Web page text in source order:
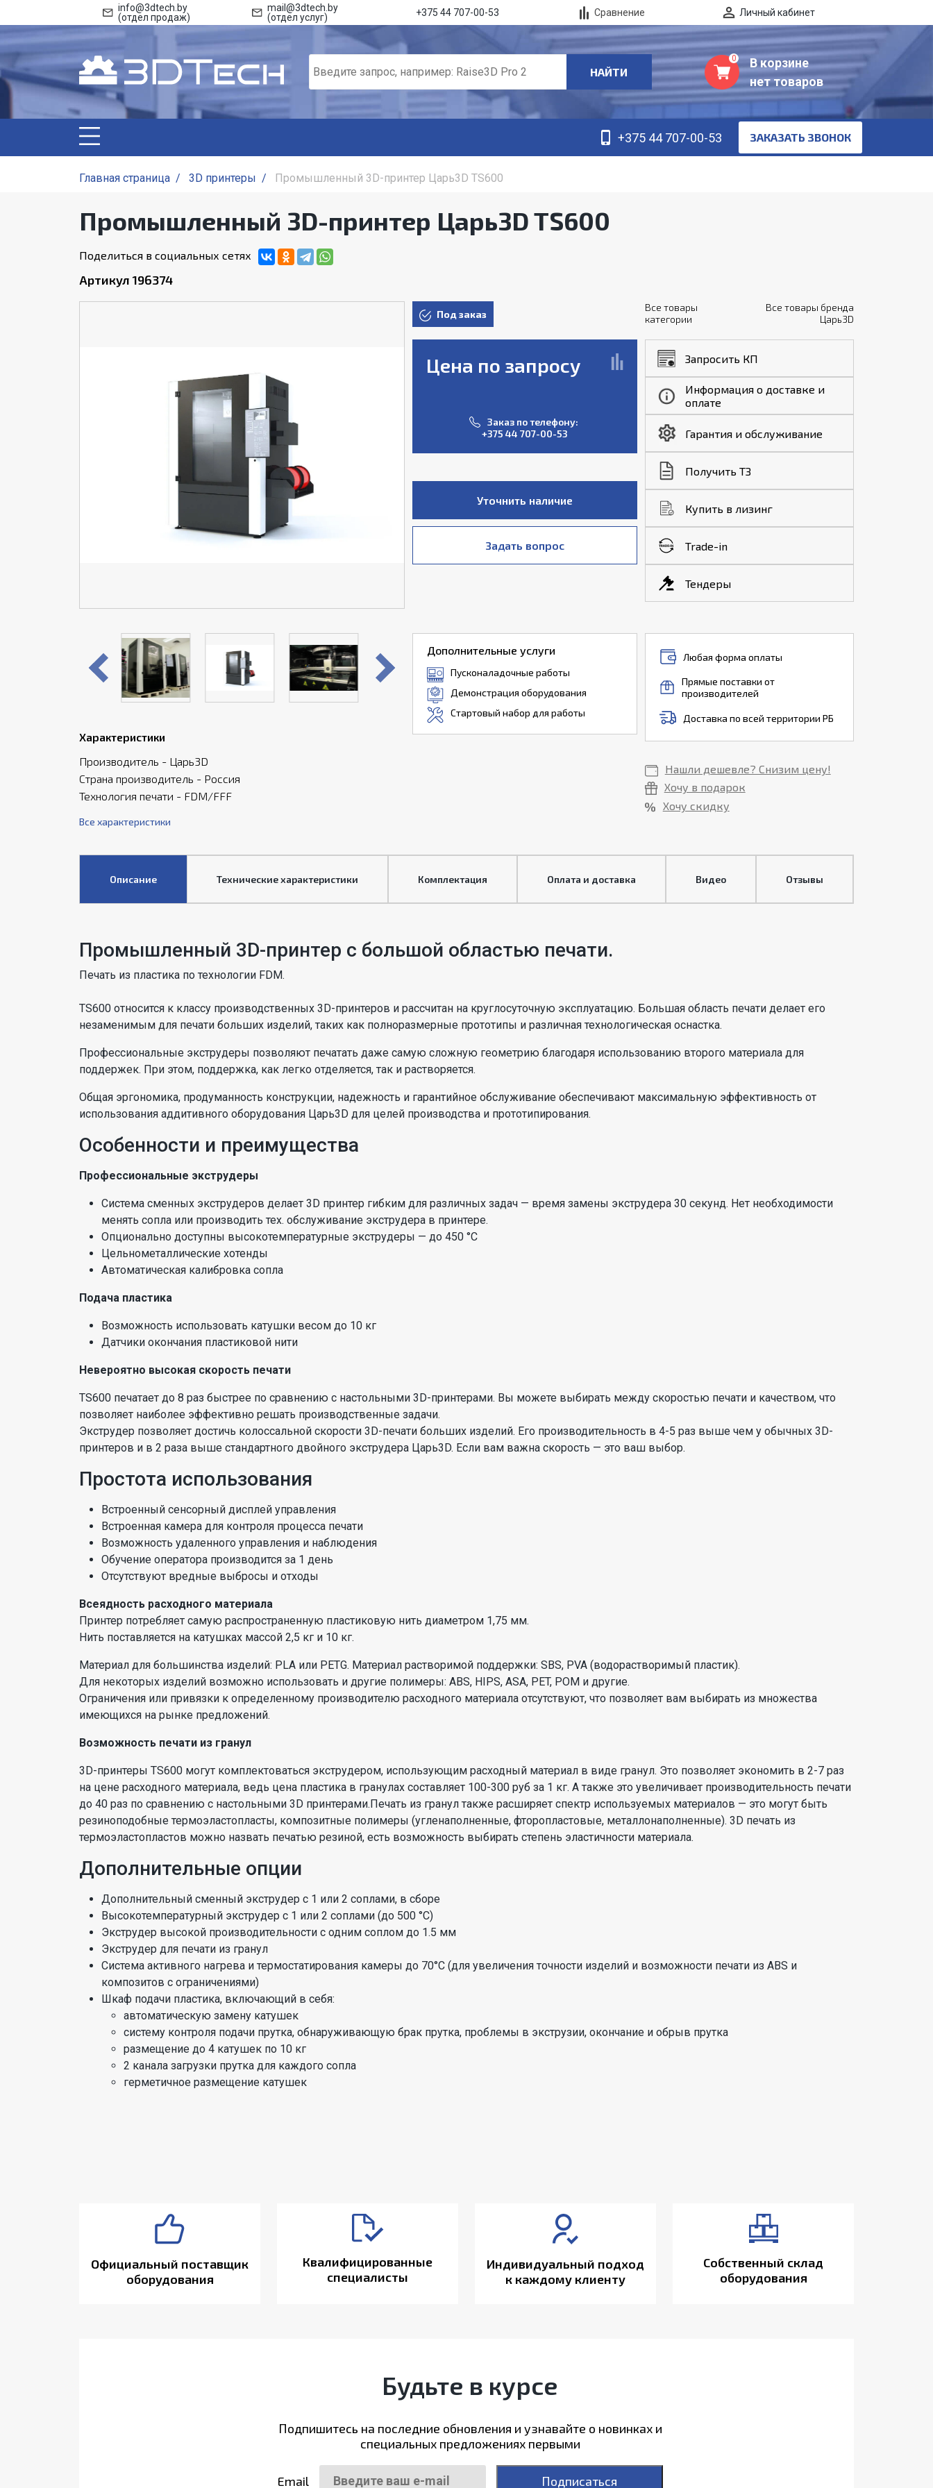
info@3dtech.by
(отдел продаж)
mail@3dtech.by
(отдел услуг)
+375 44 707-00-53 Сравнение Личный кабинет
НАЙТИ
0
В корзине
нет товаров
+375 44 707-00-53 ЗАКАЗАТЬ ЗВОНОК
Главная страница / 3D принтеры / Промышленный 3D-принтер Царь3D TS600
Промышленный 3D-принтер Царь3D TS600
Поделиться в социальных сетях
Артикул 196374
Под заказ
Цена по запросу
Заказ по телефону:
+375 44 707-00-53
Уточнить наличие
Задать вопрос
Все товары
категории
Все товары бренда
Царь3D
Запросить КП
Информация о доставке и
оплате
Гарантия и обслуживание
Получить ТЗ
Купить в лизинг
Trade-in
Тендеры
Характеристики
Производитель - Царь3D
Страна производитель - Россия
Технология печати - FDM/FFF
Все характеристики
Дополнительные услуги
Пусконаладочные работы
Демонстрация оборудования
Стартовый набор для работы
Любая форма оплаты
Прямые поставки от
производителей
Доставка по всей территории РБ
Нашли дешевле? Снизим цену!
Хочу в подарок
Хочу скидку
Описание Технические характеристики Комплектация Оплата и доставка Видео Отзывы
Промышленный 3D-принтер с большой областью печати.
Печать из пластика по технологии FDM.
TS600 относится к классу производственных 3D-принтеров и рассчитан на круглосуточную эксплуатацию. Большая область печати делает его
незаменимым для печати больших изделий, таких как полноразмерные прототипы и различная технологическая оснастка.
Профессиональные экструдеры позволяют печатать даже самую сложную геометрию благодаря использованию второго материала для
поддержек. При этом, поддержка, как легко отделяется, так и растворяется.
Общая эргономика, продуманность конструкции, надежность и гарантийное обслуживание обеспечивают максимальную эффективность от
использования аддитивного оборудования Царь3D для целей производства и прототипирования.
Особенности и преимущества
Профессиональные экструдеры
Система сменных экструдеров делает 3D принтер гибким для различных задач — время замены экструдера 30 секунд. Нет необходимости
менять сопла или производить тех. обслуживание экструдера в принтере.
Опционально доступны высокотемпературные экструдеры — до 450 °C
Цельнометаллические хотенды
Автоматическая калибровка сопла
Подача пластика
Возможность использовать катушки весом до 10 кг
Датчики окончания пластиковой нити
Невероятно высокая скорость печати
TS600 печатает до 8 раз быстрее по сравнению с настольными 3D-принтерами. Вы можете выбирать между скоростью печати и качеством, что
позволяет наиболее эффективно решать производственные задачи.
Экструдер позволяет достичь колоссальной скорости 3D-печати больших изделий. Его производительность в 4-5 раз выше чем у обычных 3D-
принтеров и в 2 раза выше стандартного двойного экструдера Царь3D. Если вам важна скорость — это ваш выбор.
Простота использования
Встроенный сенсорный дисплей управления
Встроенная камера для контроля процесса печати
Возможность удаленного управления и наблюдения
Обучение оператора производится за 1 день
Отсутствуют вредные выбросы и отходы
Всеядность расходного материала
Принтер потребляет самую распространенную пластиковую нить диаметром 1,75 мм.
Нить поставляется на катушках массой 2,5 кг и 10 кг.
Материал для большинства изделий: PLA или PETG. Материал растворимой поддержки: SBS, PVA (водорастворимый пластик).
Для некоторых изделий возможно использовать и другие полимеры: ABS, HIPS, ASA, PET, POM и другие.
Ограничения или привязки к определенному производителю расходного материала отсутствуют, что позволяет вам выбирать из множества
имеющихся на рынке предложений.
Возможность печати из гранул
3D-принтеры TS600 могут комплектоваться экструдером, использующим расходный материал в виде гранул. Это позволяет экономить в 2-7 раз
на цене расходного материала, ведь цена пластика в гранулах составляет 100-300 руб за 1 кг. А также это увеличивает производительность печати
до 40 раз по сравнению с настольными 3D принтерами.Печать из гранул также расширяет спектр используемых материалов — это могут быть
резиноподобные термоэластопласты, композитные полимеры (угленаполненные, фторопластовые, металлонаполненные). 3D печать из
термоэластопластов можно назвать печатью резиной, есть возможность выбирать степень эластичности материала.
Дополнительные опции
Дополнительный сменный экструдер с 1 или 2 соплами, в сборе
Высокотемпературный экструдер с 1 или 2 соплами (до 500 °C)
Экструдер высокой производительности с одним соплом до 1.5 мм
Экструдер для печати из гранул
Система активного нагрева и термостатирования камеры до 70°C (для увеличения точности изделий и возможности печати из ABS и
композитов с ограничениями)
Шкаф подачи пластика, включающий в себя:
автоматическую замену катушек
систему контроля подачи прутка, обнаруживающую брак прутка, проблемы в экструзии, окончание и обрыв прутка
размещение до 4 катушек по 10 кг
2 канала загрузки прутка для каждого сопла
герметичное размещение катушек
Официальный поставщик
оборудования
Квалифицированные
специалисты
Индивидуальный подход
к каждому клиенту
Собственный склад
оборудования
Будьте в курсе
Подпишитесь на последние обновления и узнавайте о новинках и
специальных предложениях первыми
Email Подписаться